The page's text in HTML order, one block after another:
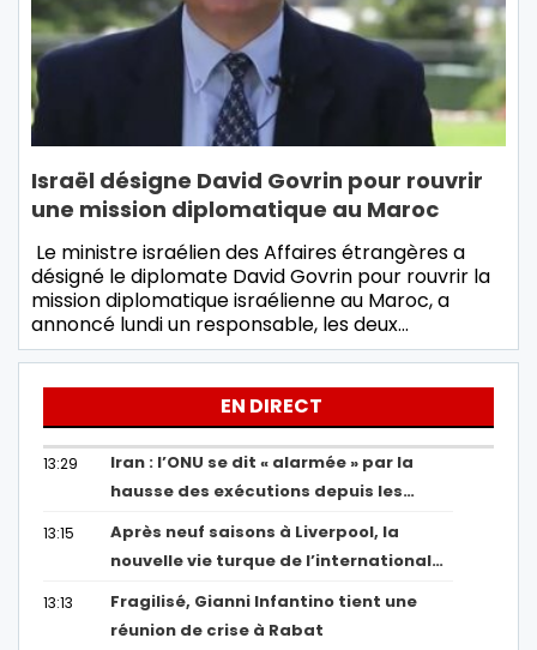
Israël désigne David Govrin pour rouvrir
une mission diplomatique au Maroc
Le ministre israélien des Affaires étrangères a
désigné le diplomate David Govrin pour rouvrir la
mission diplomatique israélienne au Maroc, a
annoncé lundi un responsable, les deux…
EN DIRECT
13:29
Iran : l’ONU se dit « alarmée » par la
hausse des exécutions depuis les…
13:15
Après neuf saisons à Liverpool, la
nouvelle vie turque de l’international…
13:13
Fragilisé, Gianni Infantino tient une
réunion de crise à Rabat